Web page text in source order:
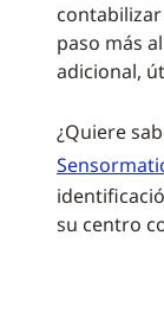
paso más
adicional,
¿Quiere
su centro